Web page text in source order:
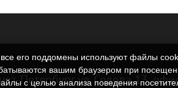
Петербург ул. Седова 13,
его поддомены используют файлы
вашим браузером при
с целью анализа поведения